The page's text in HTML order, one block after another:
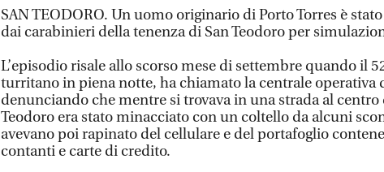
SAN TEODORO. Un uomo originario di Porto Torres è
dai carabinieri della tenenza di San Teodoro per
L’episodio risale allo scorso mese di settembre quando il
turritano in piena notte, ha chiamato la centrale operativa
denunciando che mentre si trovava in una strada al centro
Teodoro era stato minacciato con un coltello da alcuni
avevano poi rapinato del cellulare e del portafoglio
contanti e carte di credito.